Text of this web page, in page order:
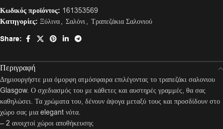
Κωδικός προϊόντος: 161353569
Κατηγορίες: Ξύλινα, Σαλόνι, Τραπεζάκια Σαλονιού
Share:
Περιγραφή
Δημιουργήστε μια όμορφη ατμόσφαιρα επιλέγοντας το τραπεζάκι σαλονιου
Glasgow. Ο σχεδιασμός του με κάθετες και αυστηρές γραμμές, θα σας
καθηλώσει. Τα χρώματα του, δένουν άψογα μεταξύ τους και προσδίδουν στο
χώρο σας μια elegant νότα.
– 2 ανοιχτοί χώροι αποθήκευσης